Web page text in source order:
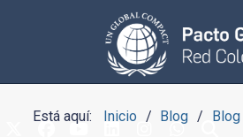
Está aquí: Inicio Blog